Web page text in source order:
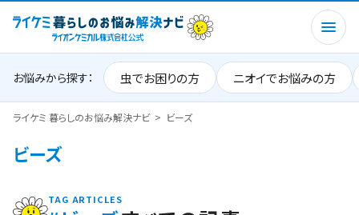
お悩みから探す： 虫でお困りの方 ニオイでお悩みの方
ライケミ 暮らしのお悩み解決ナビ ビーズ
ビーズ
TAG ARTICLES